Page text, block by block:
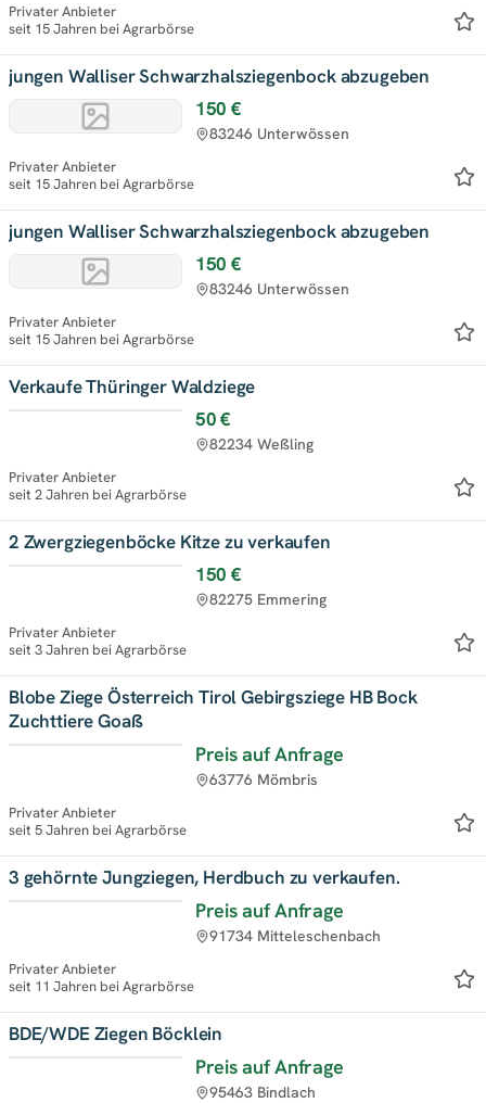
Privater Anbieter
seit 15 Jahren bei Agrarbörse
jungen Walliser Schwarzhalsziegenbock abzugeben
150 €
83246 Unterwössen
Privater Anbieter
seit 15 Jahren bei Agrarbörse
jungen Walliser Schwarzhalsziegenbock abzugeben
150 €
83246 Unterwössen
Privater Anbieter
seit 15 Jahren bei Agrarbörse
Verkaufe Thüringer Waldziege
50 €
82234 Weßling
Privater Anbieter
seit 2 Jahren bei Agrarbörse
2 Zwergziegenböcke Kitze zu verkaufen
150 €
82275 Emmering
Privater Anbieter
seit 3 Jahren bei Agrarbörse
Blobe Ziege Österreich Tirol Gebirgsziege HB Bock
Zuchttiere Goaß
Preis auf Anfrage
63776 Mömbris
Privater Anbieter
seit 5 Jahren bei Agrarbörse
3 gehörnte Jungziegen, Herdbuch zu verkaufen.
Preis auf Anfrage
91734 Mitteleschenbach
Privater Anbieter
seit 11 Jahren bei Agrarbörse
BDE/WDE Ziegen Böcklein
Preis auf Anfrage
95463 Bindlach